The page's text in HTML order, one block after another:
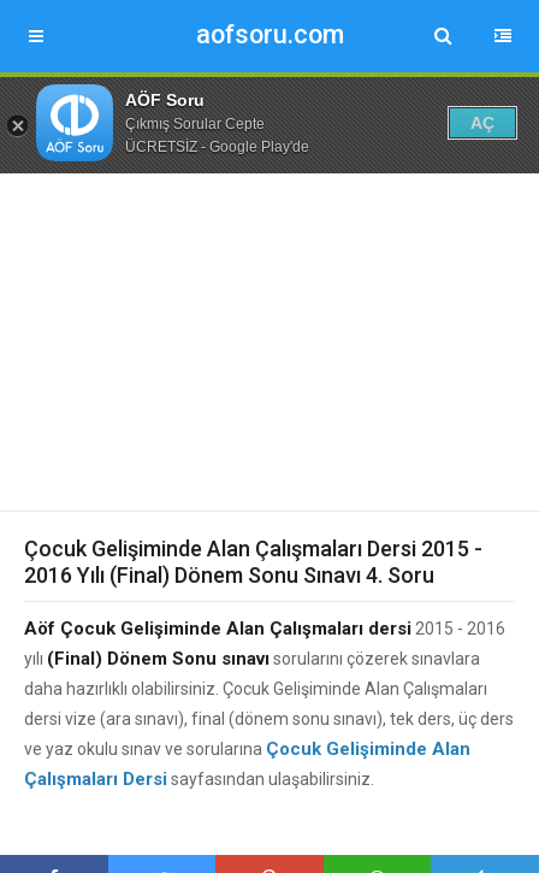
aofsoru.com
AÖF Soru
Çıkmış Sorular Cepte
ÜCRETSİZ - Google Play'de
AÇ
Çocuk Gelişiminde Alan Çalışmaları Dersi 2015 -
2016 Yılı (Final) Dönem Sonu Sınavı 4. Soru
Aöf Çocuk Gelişiminde Alan Çalışmaları dersi 2015 - 2016
yılı (Final) Dönem Sonu sınavısorularını çözerek sınavlara
daha hazırlıklı olabilirsiniz. Çocuk Gelişiminde Alan Çalışmaları
dersi vize (ara sınavı), final (dönem sonu sınavı), tek ders, üç ders
ve yaz okulu sınav ve sorularına Çocuk Gelişiminde Alan
Çalışmaları Dersisayfasından ulaşabilirsiniz.